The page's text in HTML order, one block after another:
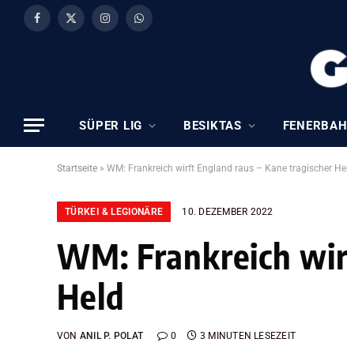
Facebook
X
InstagramWhatsApp
SÜPER LIG BESIKTAS
Startseite » WM: Frankreich wirft England raus – Kane tragischer
TÜRKEI & LEGIONÄRE 10. DEZEMBER 2022
WM: Frankreich
Held
VON ANIL P. POLAT 0 3 MINUTEN LESEZEIT